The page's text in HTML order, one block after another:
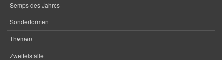
Semps des Jahres
Sonderformen
Themen
Zweifelsfälle